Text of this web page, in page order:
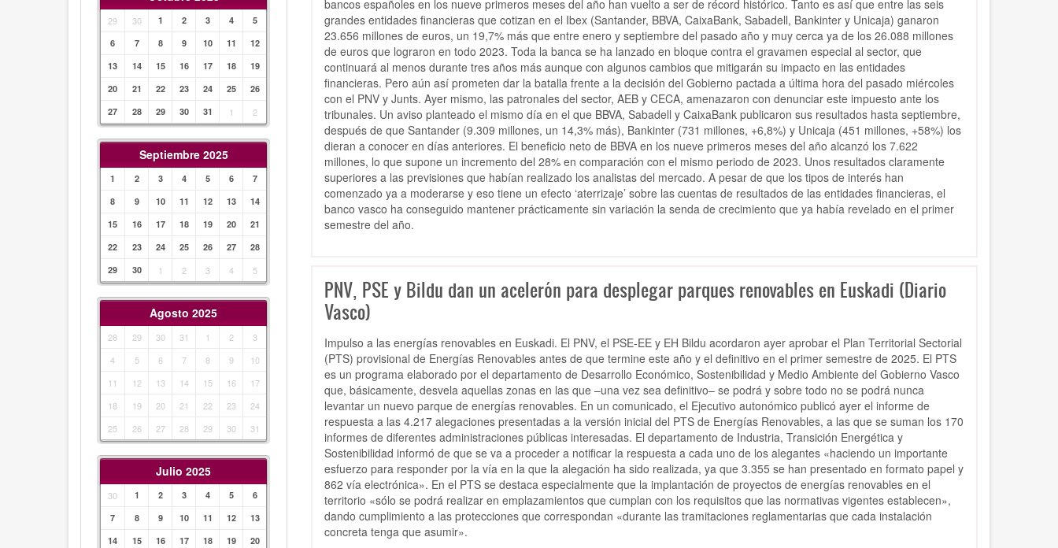
29 30 1 2 3 4
5
6
7 8 9 10 11
12
13
14 15 16 17 18
19
20
21 22 23 24 25
26
27
28 29 30 31 1 2
Septiembre 2025
1 2 3 4 5 6
7
8
9 10 11 12 13
14
15
16 17 18 19 20
21
22
23 24 25 26 27
28
29
30 1 2 3 4 5
Agosto 2025
28 29 30 31 1 2
3
4
5 6 7 8 9
10
11
12 13 14 15 16
17
18
19 20 21 22 23
24
25
26 27 28 29 30 31
Julio 2025
30 1 2 3 4 5
6
7
8 9 10 11 12
13
14
15 16 17 18 19
20
bancos españoles en los nueve primeros meses del año han vuelto a ser de récord histórico. Tanto es así que entre las seis
grandes entidades financieras que cotizan en el Ibex (Santander, BBVA, CaixaBank, Sabadell, Bankinter y Unicaja) ganaron
23.656 millones de euros, un 19,7% más que entre enero y septiembre del pasado año y muy cerca ya de los 26.088 millones
de euros que lograron en todo 2023. Toda la banca se ha lanzado en bloque contra el gravamen especial al sector, que
continuará al menos durante tres años más aunque con algunos cambios que mitigarán su impacto en las entidades
financieras. Pero aún así prometen dar la batalla frente a la decisión del Gobierno pactada a última hora del pasado miércoles
con el PNV y Junts. Ayer mismo, las patronales del sector, AEB y CECA, amenazaron con denunciar este impuesto ante los
tribunales. Un aviso planteado el mismo día en el que BBVA, Sabadell y CaixaBank publicaron sus resultados hasta septiembre,
después de que Santander (9.309 millones, un 14,3% más), Bankinter (731 millones, +6,8%) y Unicaja (451 millones, +58%) los
dieran a conocer en días anteriores. El beneficio neto de BBVA en los nueve primeros meses del año alcanzó los 7.622
millones, lo que supone un incremento del 28% en comparación con el mismo periodo de 2023. Unos resultados claramente
superiores a las previsiones que habían realizado los analistas del mercado. A pesar de que los tipos de interés han
comenzado ya a moderarse y eso tiene un efecto ‘aterrizaje’ sobre las cuentas de resultados de las entidades financieras, el
banco vasco ha conseguido mantener prácticamente sin variación la senda de crecimiento que ya había revelado en el primer
semestre del año.
PNV, PSE y Bildu dan un acelerón para desplegar parques renovables en Euskadi (Diario
Vasco)
Impulso a las energías renovables en Euskadi. El PNV, el PSE-EE y EH Bildu acordaron ayer aprobar el Plan Territorial Sectorial
(PTS) provisional de Energías Renovables antes de que termine este año y el definitivo en el primer semestre de 2025. El PTS
es un programa elaborado por el departamento de Desarrollo Económico, Sostenibilidad y Medio Ambiente del Gobierno Vasco
que, básicamente, desvela aquellas zonas en las que –una vez sea definitivo– se podrá y sobre todo no se podrá nunca
levantar un nuevo parque de energías renovables. En un comunicado, el Ejecutivo autonómico publicó ayer el informe de
respuesta a las 4.217 alegaciones presentadas a la versión inicial del PTS de Energías Renovables, a las que se suman los 170
informes de diferentes administraciones públicas interesadas. El departamento de Industria, Transición Energética y
Sostenibilidad informó de que se va a proceder a notificar la respuesta a cada uno de los alegantes «haciendo un importante
esfuerzo para responder por la vía en la que la alegación ha sido realizada, ya que 3.355 se han presentado en formato papel y
862 vía electrónica». En el PTS se destaca especialmente que la implantación de proyectos de energías renovables en el
territorio «sólo se podrá realizar en emplazamientos que cumplan con los requisitos que las normativas vigentes establecen»,
dando cumplimiento a las protecciones que correspondan «durante las tramitaciones reglamentarias que cada instalación
concreta tenga que asumir».